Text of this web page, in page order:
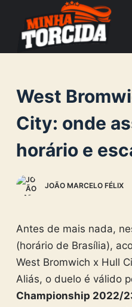
o
e
West
City: onde
horário e
JOÃO MARCELO FÉLIX
Antes de mais nada,
(horário de Brasília),
West Bromwich x Hull
Aliás, o duelo é válido
Championship 2022/